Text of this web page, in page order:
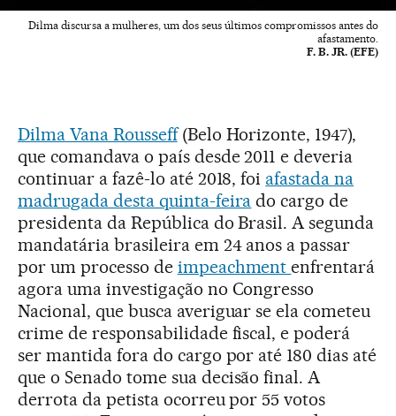
Dilma discursa a mulheres, um dos seus últimos compromissos antes do
afastamento.
F. B. JR. (EFE)
Dilma Vana Rousseff(Belo Horizonte, 1947),
que comandava o país desde 2011 e deveria
continuar a fazê-lo até 2018, foi afastada na
madrugada desta quinta-feira do cargo de
presidenta da República do Brasil. A segunda
mandatária brasileira em 24 anos a passar
por um processo de impeachmentenfrentará
agora uma investigação no Congresso
Nacional, que busca averiguar se ela cometeu
crime de responsabilidade fiscal, e poderá
ser mantida fora do cargo por até 180 dias até
que o Senado tome sua decisão final. A
derrota da petista ocorreu por 55 votos